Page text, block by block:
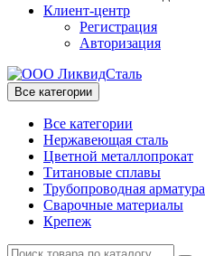
Клиент-центр
Регистрация
Авторизация
Все категории
Все категории
Нержавеющая сталь
Цветной металлопрокат
Титановые сплавы
Трубопроводная арматура
Сварочные материалы
Крепеж